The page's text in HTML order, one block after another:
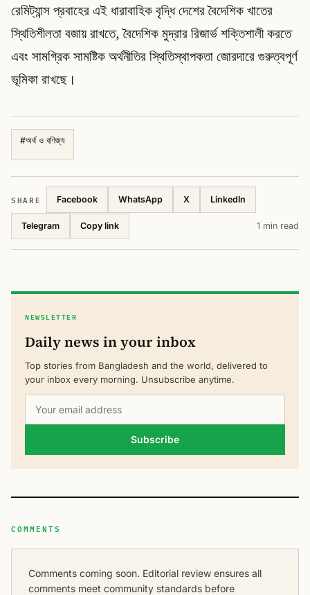
রেমিট্যান্স প্রবাহের এই ধারাবাহিক বৃদ্ধি দেশের বৈদেশিক খাতের
স্থিতিশীলতা বজায় রাখতে, বৈদেশিক মুদ্রার রিজার্ভ শক্তিশালী করতে
এবং সামগ্রিক সামষ্টিক অর্থনীতির স্থিতিস্থাপকতা জোরদারে গুরুত্বপূর্ণ
ভূমিকা রাখছে।
#অর্থ ও বণিজ্য
SHARE Facebook WhatsApp X LinkedIn
Telegram Copy link 1 min read
NEWSLETTER
Daily news in your inbox
Top stories from Bangladesh and the world, delivered to
your inbox every morning. Unsubscribe anytime.
Subscribe
COMMENTS
Comments coming soon. Editorial review ensures all
comments meet community standards before